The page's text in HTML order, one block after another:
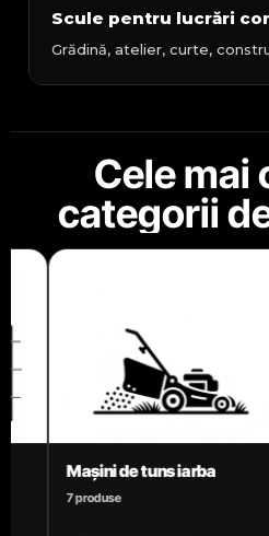
Scule pentru lucrări
Grădină, atelier, curte,
Cele mai
categorii
Mori electrice și Batoze
6 produse